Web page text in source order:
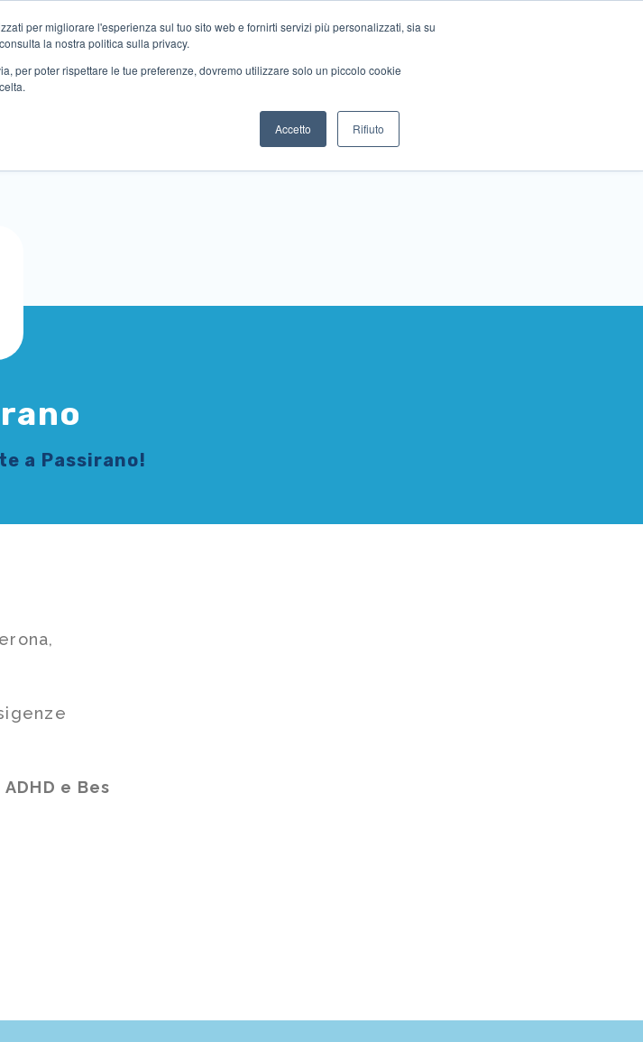
per migliorare l'esperienza sul tuo sito web e fornirti servizi più personalizzati, sia su
la nostra politica sulla privacy.
per poter rispettare le tue preferenze, dovremo utilizzare solo un piccolo cookie
Accetto Rifiuto
a Passirano!
e Bes